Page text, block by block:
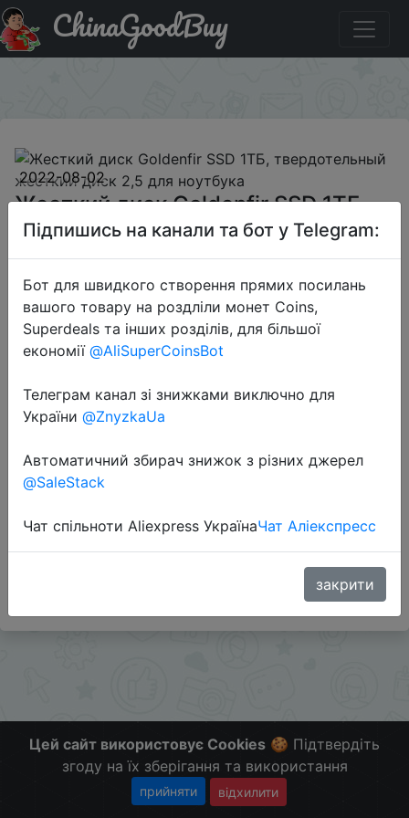
Знижка на Жесткий диск Goldenfir SSD 1ТБ,
твердотельный жесткий диск 2,5 для ноутбука
ChinaGoodBuy
2022-08-02
Жесткий диск Goldenfir SSD 1ТБ,
твердотельный жесткий диск 2,5
для ноутбука
$54.16
Sale
t.me/ChinaGoodBuy
Цей сайт використовує Cookies 🍪 Підтвердіть
згоду на їх зберігання та використання
прийняти відхилити
Підпишись на канали та бот у Telegram:
Бот для швидкого створення прямих посилань
вашого товару на роздліли монет Coins,
Superdeals та інших розділів, для більшої
економії @AliSuperCoinsBot
Телеграм канал зі знижками виключно для
України @ZnyzkaUa
Автоматичний збирач знижок з різних джерел
@SaleStack
Чат спільноти Aliexpress УкраїнаЧат Аліекспресс
закрити